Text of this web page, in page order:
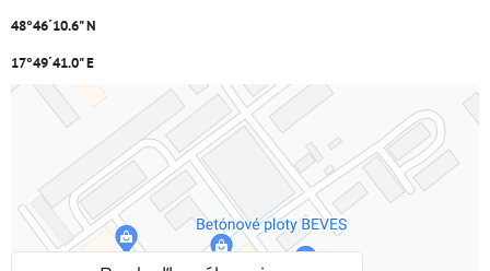
48°46´10.6" N
17°49´41.0" E
Externý obsah je blokovaný Voľbami súkromia
Prajete si načítať externý obsah?
Povoliť tentokrát